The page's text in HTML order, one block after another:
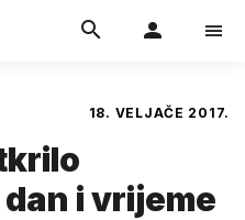
18. VELJAČE 2017.
i vrijeme